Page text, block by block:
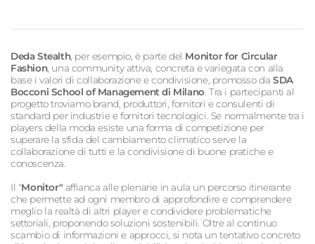
Deda Stealth, per esempio, è parte del Monitor for Circular
Fashion, una community attiva, concreta e variegata con alla
base i valori di collaborazione e condivisione, promosso da SDA
Bocconi School of Management di Milano. Tra i partecipanti al
progetto troviamo brand, produttori, fornitori e consulenti di
standard per industrie e fornitori tecnologici. Se normalmente tra i
players della moda esiste una forma di competizione per
superare la sfida del cambiamento climatico serve la
collaborazione di tutti e la condivisione di buone pratiche e
conoscenza.
Il "Monitor" affianca alle plenarie in aula un percorso itinerante
che permette ad ogni membro di approfondire e comprendere
meglio la realtà di altri player e condividere problematiche
settoriali, proponendo soluzioni sostenibili. Oltre al continuo
scambio di informazioni e approcci, si nota un tentativo concreto